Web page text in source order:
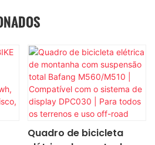
Quadro de bicicleta